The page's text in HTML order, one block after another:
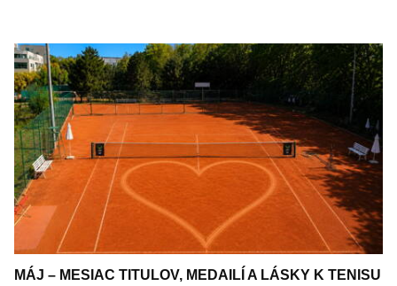
MÁJ – MESIAC TITULOV, MEDAILÍ A LÁSKY K TENISU